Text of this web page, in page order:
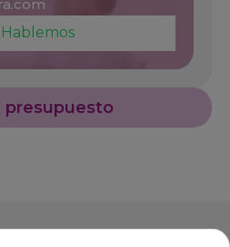
presupuesto